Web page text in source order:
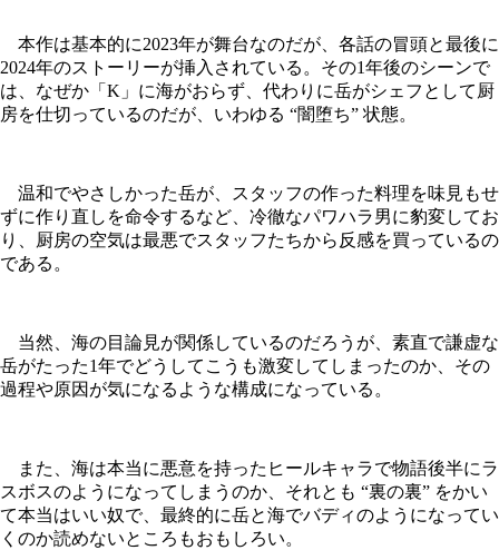
本作は基本的に2023年が舞台なのだが、各話の冒頭と最後に
2024年のストーリーが挿入されている。その1年後のシーンで
は、なぜか「K」に海がおらず、代わりに岳がシェフとして厨
房を仕切っているのだが、いわゆる “闇堕ち” 状態。
温和でやさしかった岳が、スタッフの作った料理を味見もせ
ずに作り直しを命令するなど、冷徹なパワハラ男に豹変してお
り、厨房の空気は最悪でスタッフたちから反感を買っているの
である。
当然、海の目論見が関係しているのだろうが、素直で謙虚な
岳がたった1年でどうしてこうも激変してしまったのか、その
過程や原因が気になるような構成になっている。
また、海は本当に悪意を持ったヒールキャラで物語後半にラ
スボスのようになってしまうのか、それとも “裏の裏” をかい
て本当はいい奴で、最終的に岳と海でバディのようになってい
くのか読めないところもおもしろい。